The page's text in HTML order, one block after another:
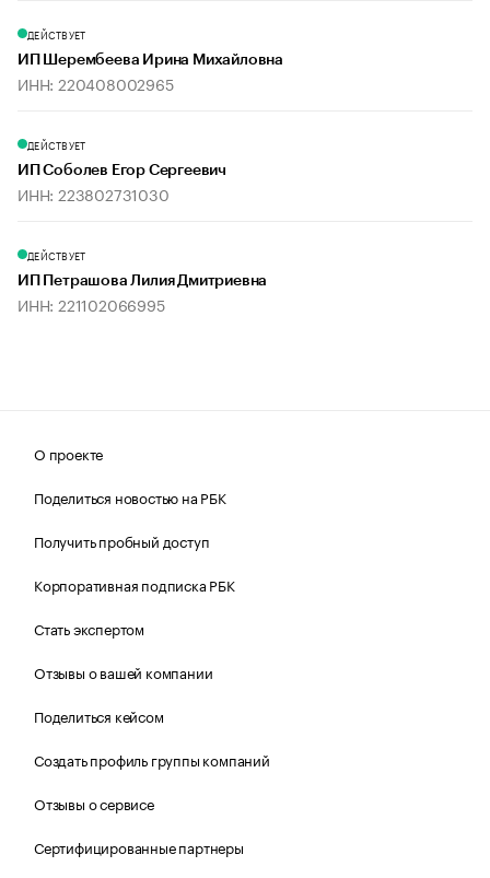
ДЕЙСТВУЕТ
ИП Шерембеева Ирина Михайловна
ИНН: 220408002965
ДЕЙСТВУЕТ
ИП Соболев Егор Сергеевич
ИНН: 223802731030
ДЕЙСТВУЕТ
ИП Петрашова Лилия Дмитриевна
ИНН: 221102066995
О проекте
Поделиться новостью на РБК
Получить пробный доступ
Корпоративная подписка РБК
Стать экспертом
Отзывы о вашей компании
Поделиться кейсом
Создать профиль группы компаний
Отзывы о сервисе
Сертифицированные партнеры